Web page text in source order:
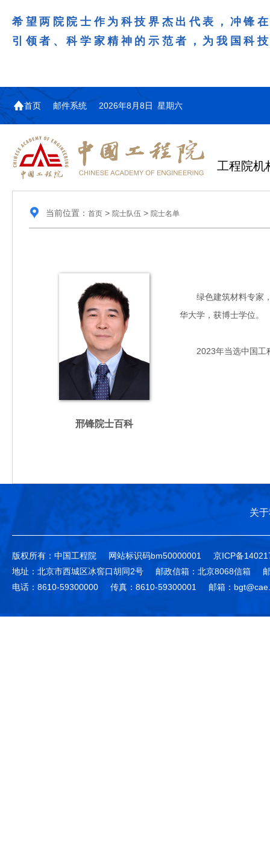
希望两院院士作为科技界杰出代表，冲锋
引领者、科学家精神的示范者，为我国科
首页 邮件系统 2026年8月8日 星期六
工程院机
当前位置： 首页> 院士队伍 > 院士名单
邢锋院士百科
绿色建筑材料专家，
华大学，获博士学位。
2023年当选中国工
关
版权所有：中国工程院 网站标识码bm50000001
京ICP备
地址：北京市西城区冰窖口胡同2号
邮政信箱：北京8068信箱
电话：8610-59300000
传真：8610-59300001 邮箱：